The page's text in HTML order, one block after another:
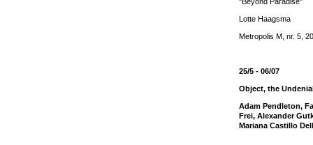
Lotte Haagsma
Metropolis M, nr. 5,
25/5 - 06/07
Object, the
Adam Pendleton,
Frei, Alexander
Mariana Castillo